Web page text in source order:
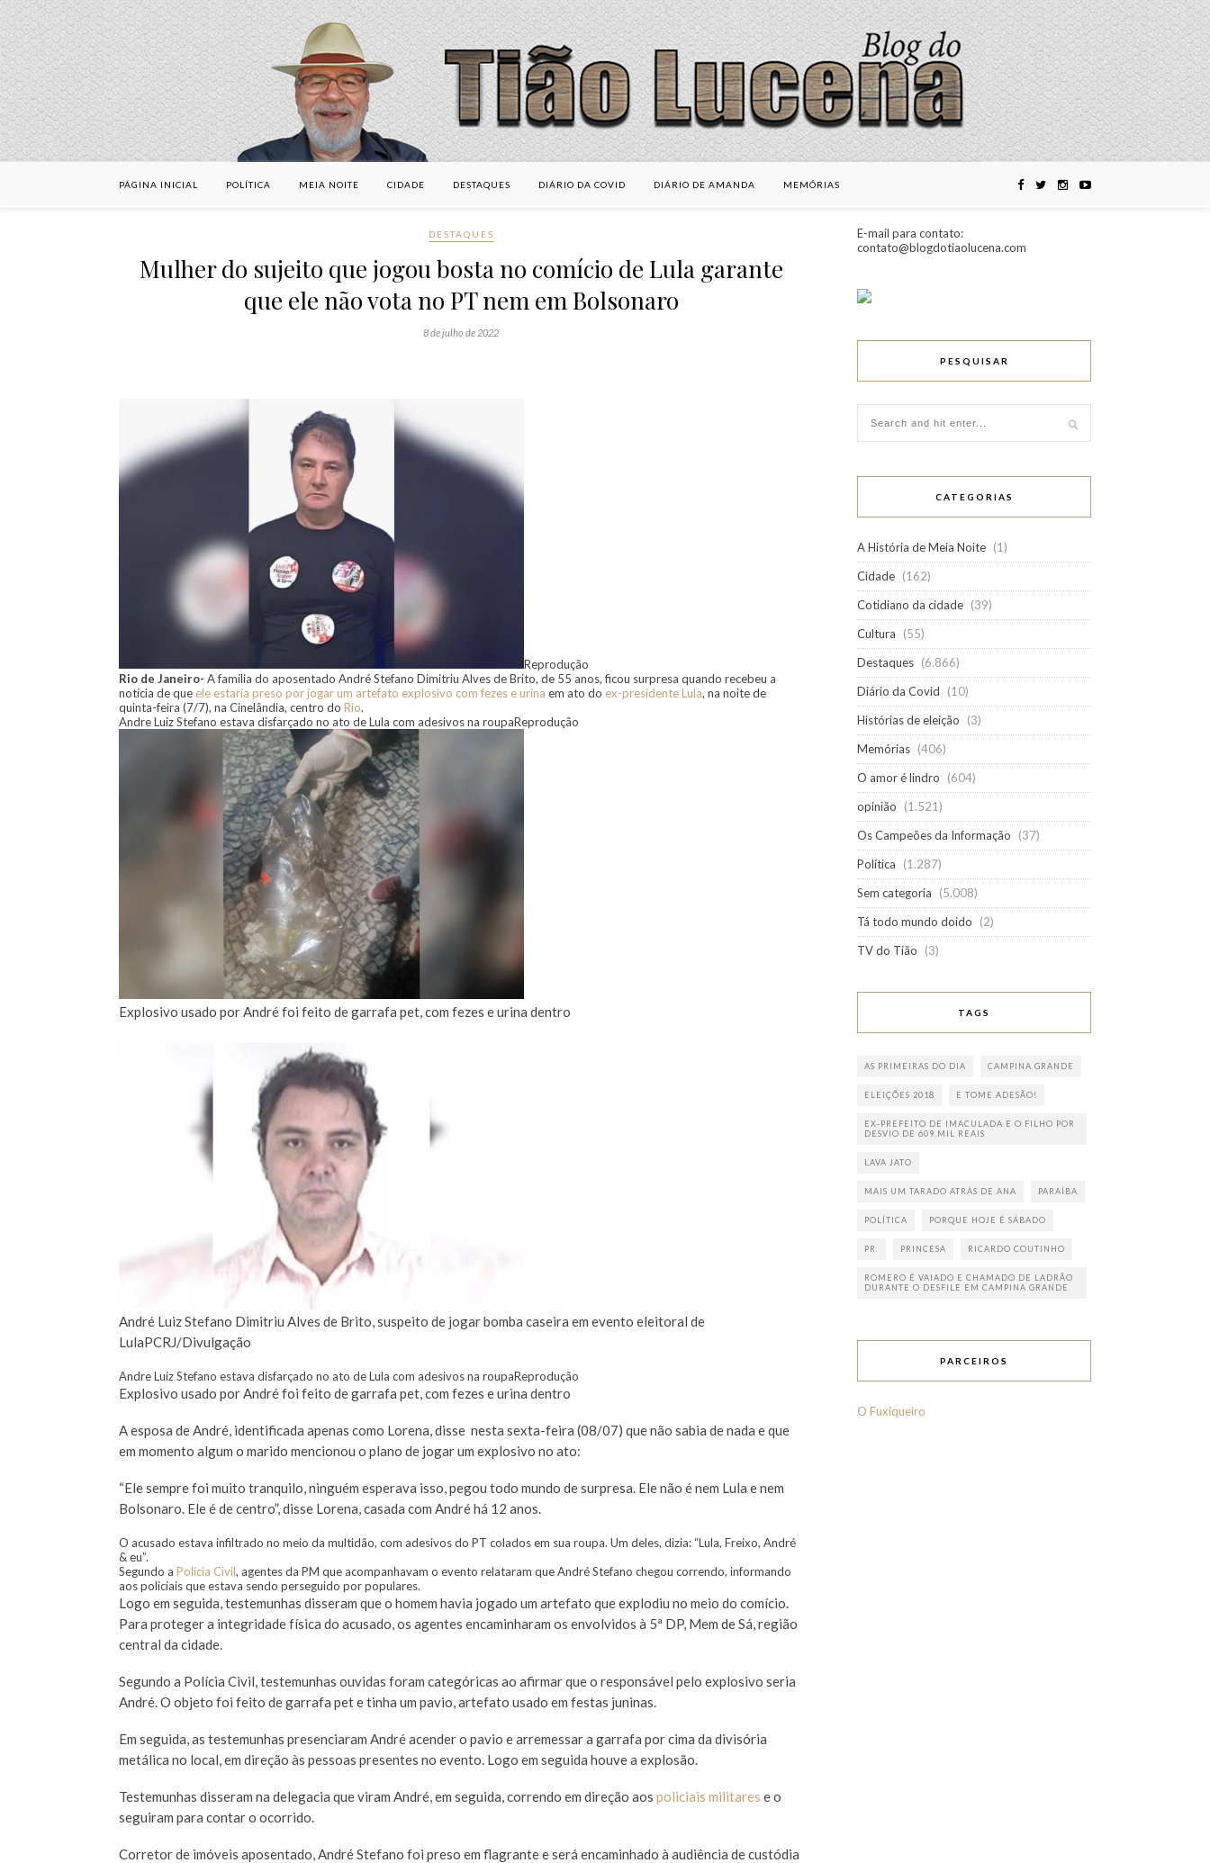
PÁGINA INICIAL POLÍTICA MEIA NOITE CIDADE DESTAQUES DIÁRIO DA COVID DIÁRIO DE AMANDA MEMÓRIAS
DESTAQUES
Mulher do sujeito que jogou bosta no comício de Lula garante
que ele não vota no PT nem em Bolsonaro
8 de julho de 2022
Reprodução
Rio de Janeiro- A família do aposentado André Stefano Dimitriu Alves de Brito, de 55 anos, ficou surpresa quando recebeu a
notícia de que ele estaria preso por jogar um artefato explosivo com fezes e urina em ato do ex-presidente Lula, na noite de
quinta-feira (7/7), na Cinelândia, centro do Rio.
Andre Luiz Stefano estava disfarçado no ato de Lula com adesivos na roupaReprodução
Explosivo usado por André foi feito de garrafa pet, com fezes e urina dentro
André Luiz Stefano Dimitriu Alves de Brito, suspeito de jogar bomba caseira em evento eleitoral de
LulaPCRJ/Divulgação
Andre Luiz Stefano estava disfarçado no ato de Lula com adesivos na roupaReprodução
Explosivo usado por André foi feito de garrafa pet, com fezes e urina dentro
A esposa de André, identificada apenas como Lorena, disse nesta sexta-feira (08/07) que não sabia de nada e que
em momento algum o marido mencionou o plano de jogar um explosivo no ato:
“Ele sempre foi muito tranquilo, ninguém esperava isso, pegou todo mundo de surpresa. Ele não é nem Lula e nem
Bolsonaro. Ele é de centro”, disse Lorena, casada com André há 12 anos.
O acusado estava infiltrado no meio da multidão, com adesivos do PT colados em sua roupa. Um deles, dizia: “Lula, Freixo, André
& eu”.
Segundo a Polícia Civil, agentes da PM que acompanhavam o evento relataram que André Stefano chegou correndo, informando
aos policiais que estava sendo perseguido por populares.
Logo em seguida, testemunhas disseram que o homem havia jogado um artefato que explodiu no meio do comício.
Para proteger a integridade física do acusado, os agentes encaminharam os envolvidos à 5ª DP, Mem de Sá, região
central da cidade.
Segundo a Polícia Civil, testemunhas ouvidas foram categóricas ao afirmar que o responsável pelo explosivo seria
André. O objeto foi feito de garrafa pet e tinha um pavio, artefato usado em festas juninas.
Em seguida, as testemunhas presenciaram André acender o pavio e arremessar a garrafa por cima da divisória
metálica no local, em direção às pessoas presentes no evento. Logo em seguida houve a explosão.
Testemunhas disseram na delegacia que viram André, em seguida, correndo em direção aos policiais militares e o
seguiram para contar o ocorrido.
Corretor de imóveis aposentado, André Stefano foi preso em flagrante e será encaminhado à audiência de custódia
E-mail para contato:
contato@blogdotiaolucena.com
PESQUISAR
CATEGORIAS
A História de Meia Noite (1)
Cidade (162)
Cotidiano da cidade (39)
Cultura
(55)
Destaques (6.866)
Diário da Covid
(10)
Histórias de eleição
(3)
Memórias (406)
O amor é lindro
(604)
opinião
(1.521)
Os Campeões da Informação
(37)
Política
(1.287)
Sem categoria
(5.008)
Tá todo mundo doido
(2)
TV do Tião
(3)
TAGS
AS PRIMEIRAS DO DIA CAMPINA GRANDE
ELEIÇÕES 2018 E TOME ADESÃO!
EX-PREFEITO DE IMACULADA E O FILHO POR
DESVIO DE 609 MIL REAIS
LAVA JATO
MAIS UM TARADO ATRÁS DE ANA PARAÍBA
POLÍTICA PORQUE HOJE É SÁBADO
PR. PRINCESA RICARDO COUTINHO
ROMERO É VAIADO E CHAMADO DE LADRÃO
DURANTE O DESFILE EM CAMPINA GRANDE
PARCEIROS
O Fuxiqueiro